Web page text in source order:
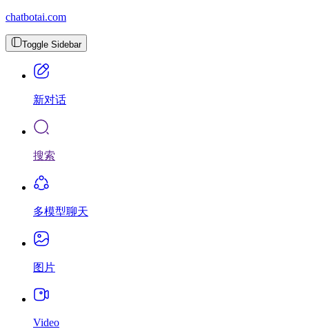
chatbotai.com
Toggle Sidebar
新对话
搜索
多模型聊天
图片
Video